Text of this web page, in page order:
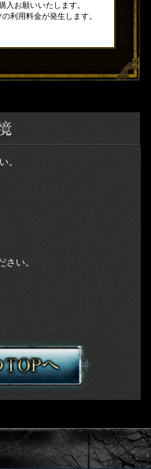
入お願いいたします。
利用料金が発生します。
。
い。